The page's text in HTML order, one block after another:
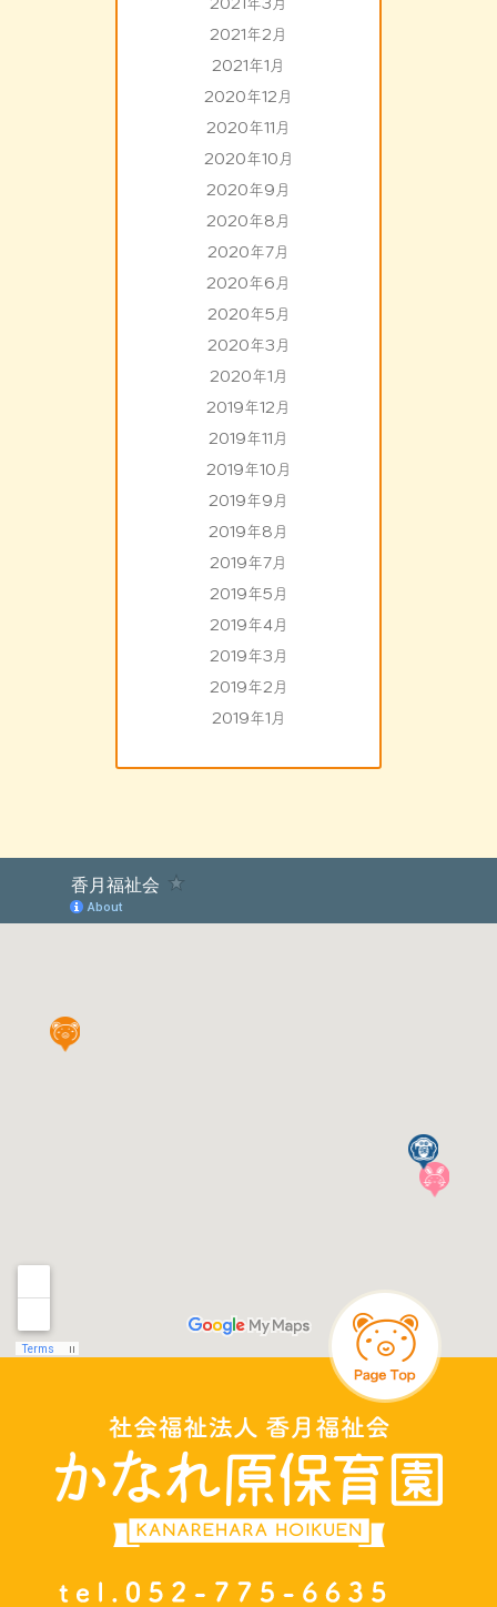
2021年2月
2021年1月
2020年12月
2020年11月
2020年10月
2020年9月
2020年8月
2020年7月
2020年6月
2020年5月
2020年3月
2020年1月
2019年12月
2019年11月
2019年10月
2019年9月
2019年8月
2019年7月
2019年5月
2019年4月
2019年3月
2019年2月
2019年1月